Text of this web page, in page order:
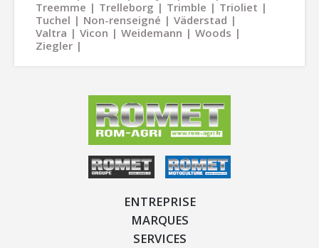
Treemme
Trelleborg Trimble
Trioliet
Tuchel
Non-renseigné
Väderstad
Valtra
Vicon Weidemann
Woods
Ziegler
ENTREPRISE
MARQUES
SERVICES